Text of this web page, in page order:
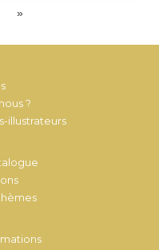
»
?
illustrateurs